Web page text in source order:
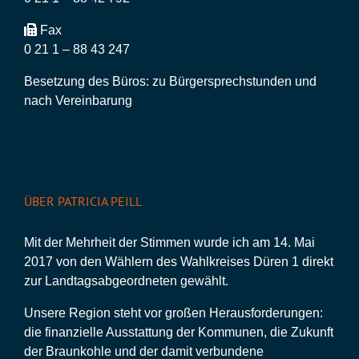
Fax
0 21 1 – 88 43 247
Besetzung des Büros: zu Bürgersprechstunden und
nach Vereinbarung
ÜBER PATRICIA PEILL
Mit der Mehrheit der Stimmen wurde ich am 14. Mai
2017 von den Wählern des Wahlkreises Düren 1 direkt
zur Landtagsabgeordneten gewählt.
Unsere Region steht vor großen Herausforderungen:
die finanzielle Ausstattung der Kommunen, die Zukunft
der Braunkohle und der damit verbundene